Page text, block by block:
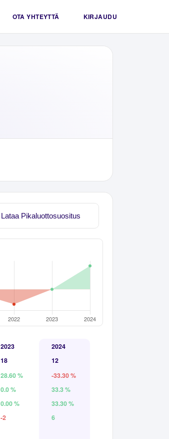
OTA YHTEYTTÄ KIRJAUDU
Lataa Pikaluottosuositus
2023
2024
18
12
28.60 %
-33.30 %
0.0 %
33.3 %
0.00 %
33.30 %
-2 6